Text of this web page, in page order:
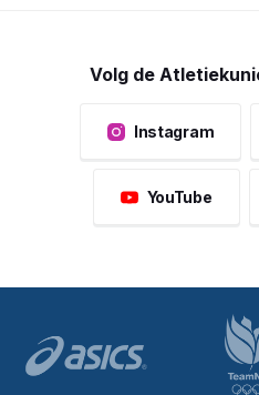
Volg de
Instagram
YouTube